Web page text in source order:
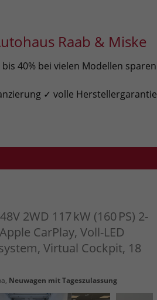
Raab & Miske
40% bei vielen Modellen sparen
✓ volle Herstellergarantie
2WD 117 kW (160 PS) 2-
CarPlay, Voll-LED
Virtual Cockpit, 18
Neuwagen mit Tageszulassung